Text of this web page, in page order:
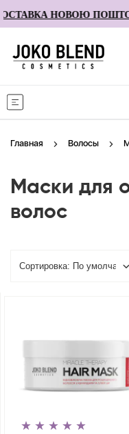
НОВОЮ
Главная Волосы
Маски для
волос